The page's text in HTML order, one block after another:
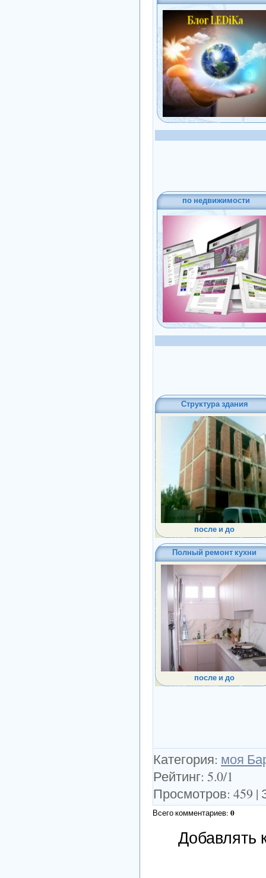
по недвижимости
Структура здания
после и до
Полный ремонт кухни
после и до
Категория: моя
Рейтинг: 5.0/1
Просмотров: 459 |
Всего комментариев: 0
Добавлять